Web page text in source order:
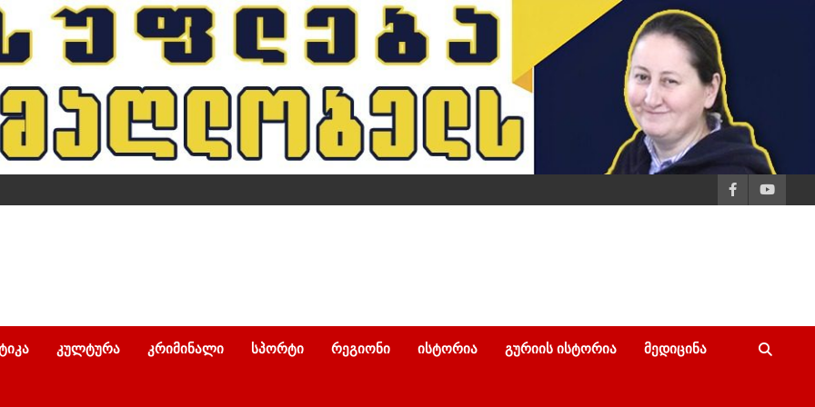
ᲙᲣᲚᲢᲣᲠᲐ ᲙᲠᲘᲛᲘᲜᲐᲚᲘ ᲡᲞᲝᲠᲢᲘ ᲠᲔᲒᲘᲝᲜᲘ ᲘᲡᲢᲝᲠᲘᲐ ᲒᲣᲠᲘᲘᲡ ᲘᲡᲢᲝᲠᲘᲐ ᲛᲔᲓᲘᲪᲘᲜᲐ